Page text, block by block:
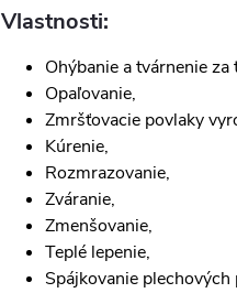
Vlastnosti:
Ohýbanie a tvárnenie za
Opaľovanie,
Zmršťovacie povlaky
Kúrenie,
Rozmrazovanie,
Zváranie,
Zmenšovanie,
Teplé lepenie,
Spájkovanie